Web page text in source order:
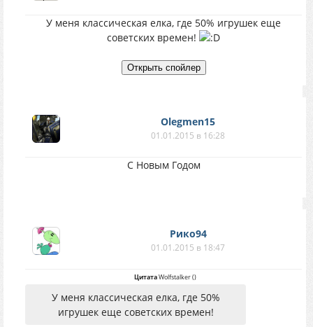
У меня классическая елка, где 50% игрушек еще
советских времен!
Olegmen15
01.01.2015 в 16:28
С Новым Годом
Рико94
01.01.2015 в 18:47
ЦитатаWolfstalker()
У меня классическая елка, где 50%
игрушек еще советских времен!